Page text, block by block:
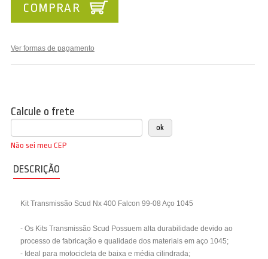
Ver formas de pagamento
COMPRAR
Calcule o frete
Não sei meu CEP
DESCRIÇÃO
Kit Transmissão Scud Nx 400 Falcon 99-08 Aço 1045
- Os Kits Transmissão Scud Possuem alta durabilidade devido ao
processo de fabricação e qualidade dos materiais em aço 1045;
- Ideal para motocicleta de baixa e média cilindrada;